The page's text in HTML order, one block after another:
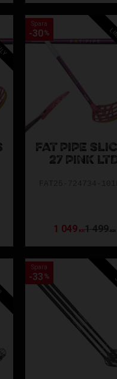
FAT PIPE
27 PINK
1 049KR1 499KR
Spara
30%
Spara
33 %